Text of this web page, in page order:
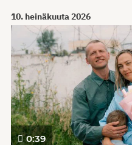
10. heinäkuuta 2026
0:39